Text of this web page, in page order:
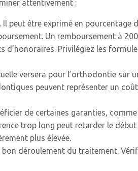
attentivement :
peut être exprimé en pourcentage
Un remboursement à
Privilégiez les
versera pour l’orthodontie sur
peuvent représenter un
de certaines garanties,
trop long peut retarder le
plus élevée.
déroulement du traitement.